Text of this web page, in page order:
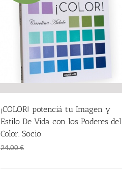
¡COLOR! potenciá tu Imagen y
Estilo De Vida con los Poderes del
Color. Socio
24.00€